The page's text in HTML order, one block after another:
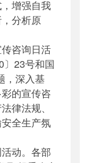
增强自我
分析原
咨询日活
〕23号和国
，深入基
的宣传咨
律法规、
全生产氛
动。各部